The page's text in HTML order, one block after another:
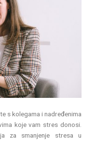
s kolegama i nadređenima
koje vam stres donosi.
za smanjenje stresa u